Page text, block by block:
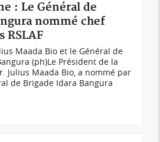
: Le Général de
nommé chef
RSLAF
Maada Bio et le Général de
(ph)Le Président de la
Julius Maada Bio, a nommé par
de Brigade Idara Bangura